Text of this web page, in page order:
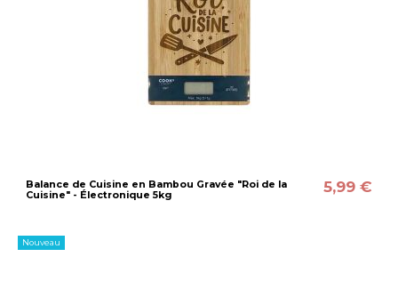
Balance de Cuisine en Bambou Gravée "Roi de la
Cuisine" - Électronique 5kg
5,99 €
Nouveau